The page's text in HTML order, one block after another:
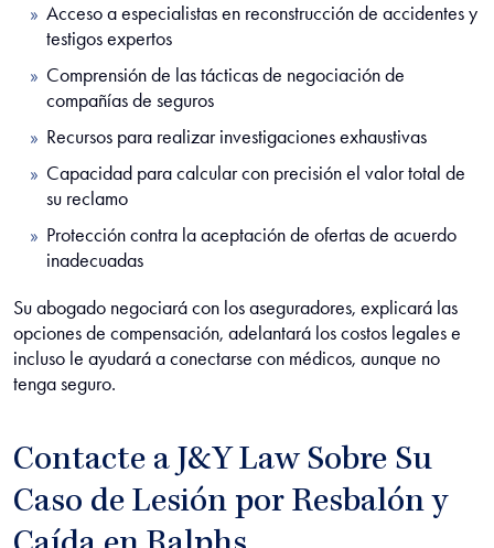
Acceso a especialistas en reconstrucción de accidentes y
testigos expertos
Comprensión de las tácticas de negociación de
compañías de seguros
Recursos para realizar investigaciones exhaustivas
Capacidad para calcular con precisión el valor total de
su reclamo
Protección contra la aceptación de ofertas de acuerdo
inadecuadas
Su abogado negociará con los aseguradores, explicará las
opciones de compensación, adelantará los costos legales e
incluso le ayudará a conectarse con médicos, aunque no
tenga seguro.
Contacte a J&Y Law Sobre Su
Caso de Lesión por Resbalón y